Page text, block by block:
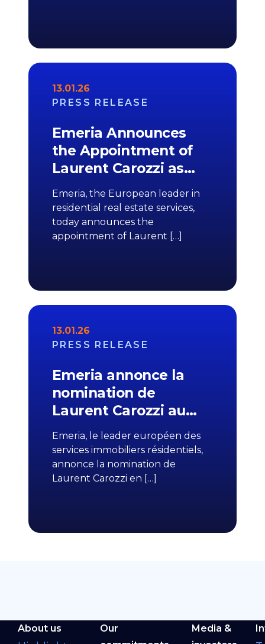
13.01.26
PRESS RELEASE
Emeria Announces
the Appointment of
Laurent Carozzi as…
Emeria, the European leader in
residential real estate services,
today announces the
appointment of Laurent […]
13.01.26
PRESS RELEASE
Emeria annonce la
nomination de
Laurent Carozzi au…
Emeria, le leader européen des
services immobiliers résidentiels,
annonce la nomination de
Laurent Carozzi en […]
About us
Our
Media &